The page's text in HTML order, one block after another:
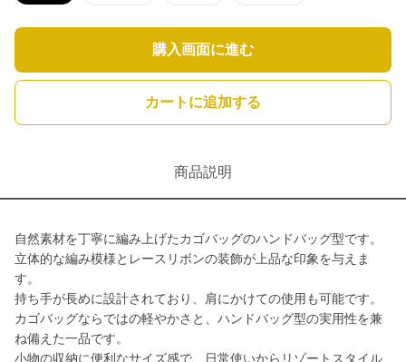
購入画面に進む
カートに追加する
商品説明
自然素材を丁寧に編み上げたカゴバッグのハンドバッグ型です。
立体的な編み模様とレースリボンの装飾が上品な印象を与えま
す。
持ち手が長めに設計されており、肩にかけての使用も可能です。
カゴバッグならではの軽やかさと、ハンドバッグ型の実用性を兼
ね備えた一品です。
小物の収納に便利なサイズ感で、日常使いからリゾートスタイル